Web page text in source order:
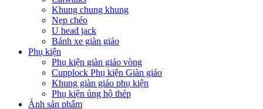
Khung chung khung
Nẹp chéo
U head jack
Bánh xe giàn giáo
Phụ kiện
Phụ kiện giàn giáo vòng
Cupplock Phụ kiện Giàn giáo
Khung giàn giáo phụ kiện
Phụ kiện ủng hộ thép
Ảnh sản phẩm